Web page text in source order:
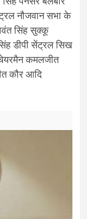
नौजवान सभा के
सिंह सुक्कू
डीपी सेंट्रल सिख
चेयरमैन कमलजीत
कौर आदि